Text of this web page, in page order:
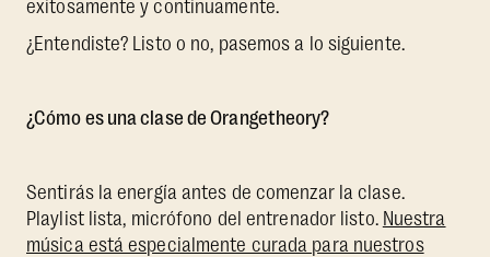
exitosamente y continuamente.
¿Entendiste? Listo o no, pasemos a lo siguiente.
¿Cómo es una clase de Orangetheory?
Sentirás la energía antes de comenzar la clase.
Playlist lista, micrófono del entrenador listo. Nuestra
música está especialmente curada para nuestros